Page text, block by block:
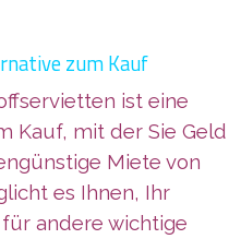
zum Kauf
ist eine
Kauf, mit der Sie Geld
Miete von
es Ihnen, Ihr
andere wichtige